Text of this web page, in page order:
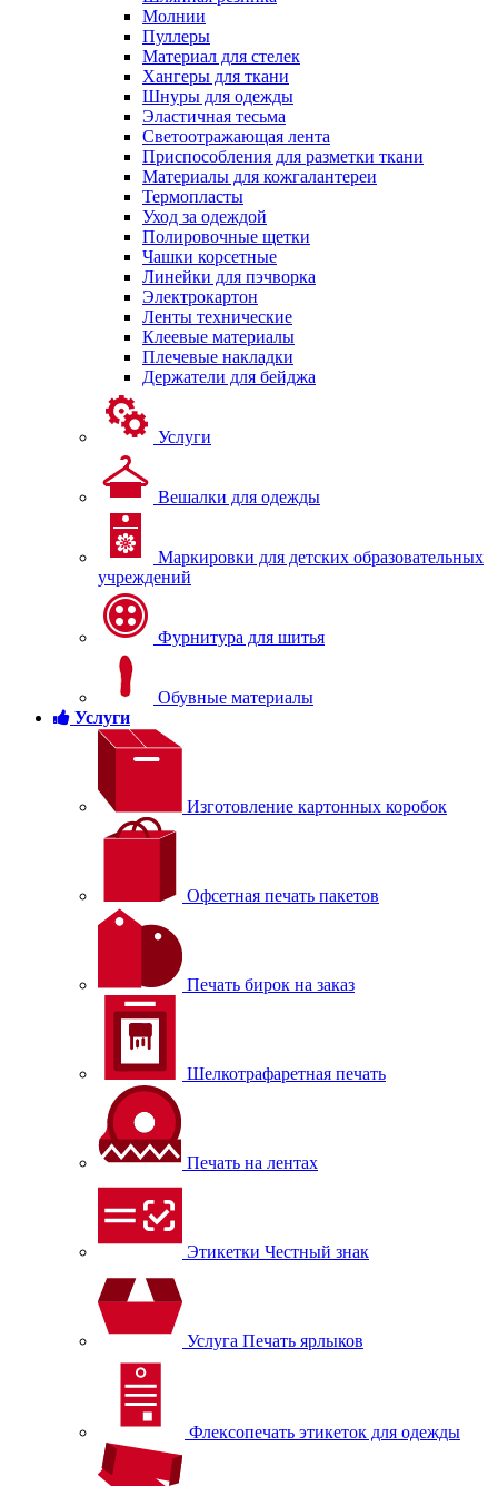
Молнии
Пуллеры
Материал для стелек
Хангеры для ткани
Шнуры для одежды
Эластичная тесьма
Светоотражающая лента
Приспособления для разметки ткани
Материалы для кожгалантереи
Термопласты
Уход за одеждой
Полировочные щетки
Чашки корсетные
Линейки для пэчворка
Электрокартон
Ленты технические
Клеевые материалы
Плечевые накладки
Держатели для бейджа
Услуги
Вешалки для одежды
Маркировки для детских образовательных
учреждений
Фурнитура для шитья
Обувные материалы
Услуги
Изготовление картонных коробок
Офсетная печать пакетов
Печать бирок на заказ
Шелкотрафаретная печать
Печать на лентах
Этикетки Честный знак
Услуга Печать ярлыков
Флексопечать этикеток для одежды